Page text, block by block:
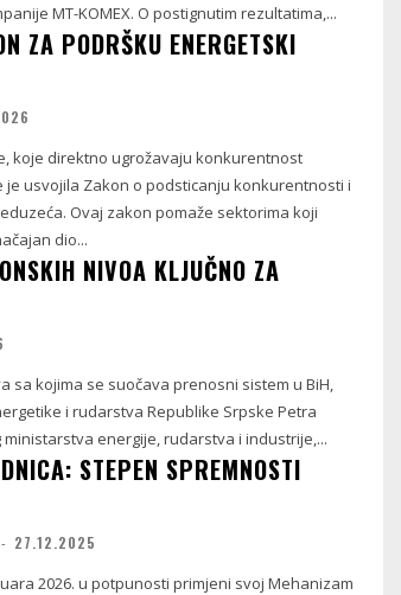
MT-KOMEX. O postignutim rezultatima,...
ZA PODRŠKU ENERGETSKI
koje direktno ugrožavaju konkurentnost
usvojila Zakon o podsticanju konkurentnosti i
Ovaj zakon pomaže sektorima koji
dio...
NIVOA KLJUČNO ZA
sa kojima se suočava prenosni sistem u BiH,
i rudarstva Republike Srpske Petra
energije, rudarstva i industrije,...
STEPEN SPREMNOSTI
- 27.12.2025
2026. u potpunosti primjeni svoj Mehanizam